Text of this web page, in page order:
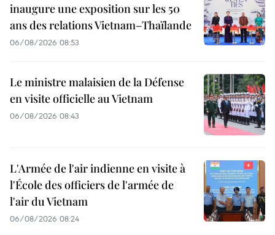
inaugure une exposition sur les 50
ans des relations Vietnam–Thaïlande
06/08/2026 08:53
Le ministre malaisien de la Défense
en visite officielle au Vietnam
06/08/2026 08:43
L'Armée de l'air indienne en visite à
l'École des officiers de l'armée de
l'air du Vietnam
06/08/2026 08:24